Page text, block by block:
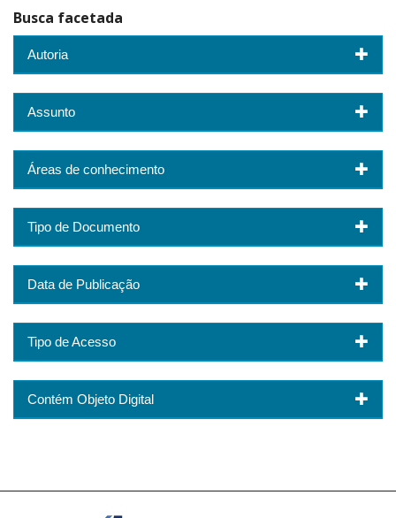
Busca facetada
Autoria
Assunto
Áreas de conhecimento
Tipo de Documento
Data de Publicação
Tipo de Acesso
Contém Objeto Digital